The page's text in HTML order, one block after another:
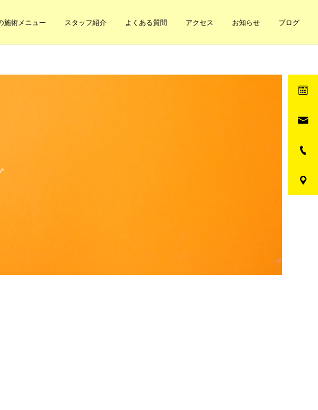
施術メニュー スタッフ紹介 よくある質問 アクセス お知らせ ブログ
内臓の休憩
自分の体の循環てどうな